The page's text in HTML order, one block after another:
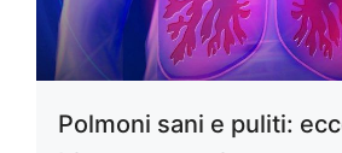
Polmoni sani e puliti: